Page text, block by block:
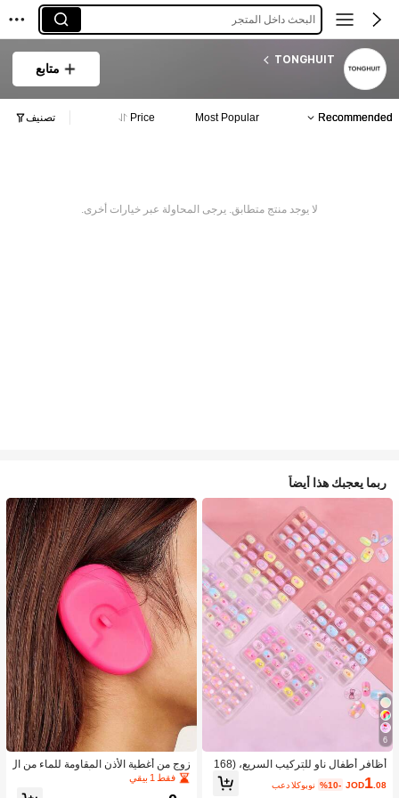
البحث داخل المتجر
TONGHUIT
متابع
Recommended
Most Popular
Price تصنيف
لا يوجد منتج متطابق. يرجى المحاولة عبر خيارات أخرى.
ربما يعجبك هذا أيضاً
6
أظافر أطفال ناو للتركيب السريع، (168
قطعة و 24 قطعة) أظافر صناعية مسبقة
اللصق للأطفال، مجموعة أظافر صناعية
JOD1.08
%10- بعد الكوبون
زوج من أغطية الأذن المقاومة للماء من ال
سيليكون لصبغ الشعر، أداة تصفيف الشع
فقط 1 بيقي